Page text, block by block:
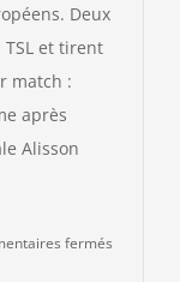
Deux
et tirent
match :
après
Alisson
fermés